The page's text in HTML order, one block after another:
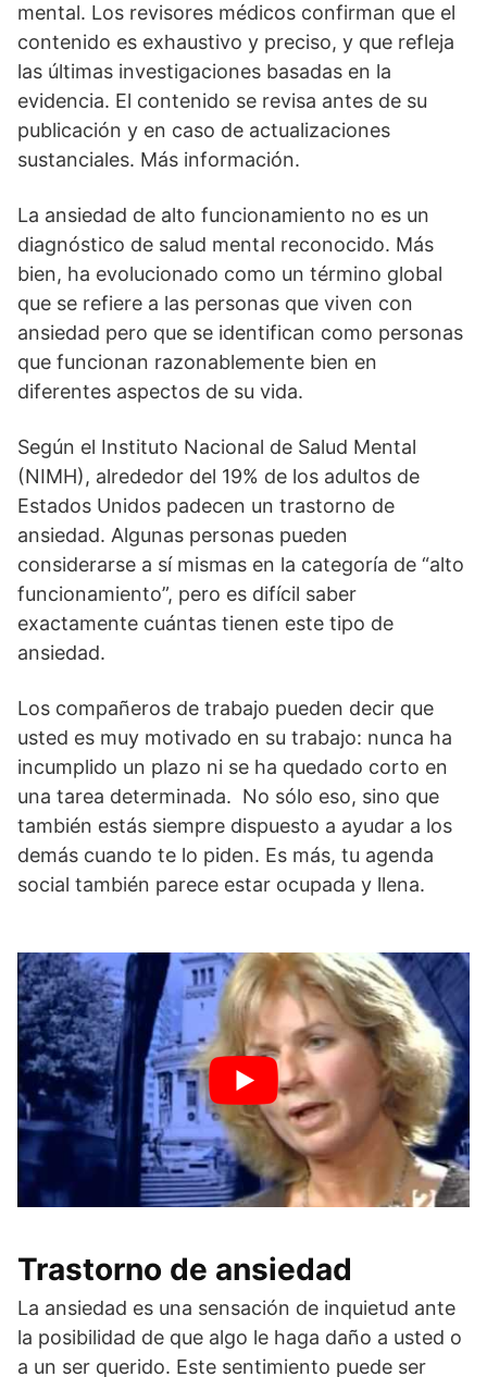
mental. Los revisores médicos confirman que el
contenido es exhaustivo y preciso, y que refleja
las últimas investigaciones basadas en la
evidencia. El contenido se revisa antes de su
publicación y en caso de actualizaciones
sustanciales. Más información.
La ansiedad de alto funcionamiento no es un
diagnóstico de salud mental reconocido. Más
bien, ha evolucionado como un término global
que se refiere a las personas que viven con
ansiedad pero que se identifican como personas
que funcionan razonablemente bien en
diferentes aspectos de su vida.
Según el Instituto Nacional de Salud Mental
(NIMH), alrededor del 19% de los adultos de
Estados Unidos padecen un trastorno de
ansiedad. Algunas personas pueden
considerarse a sí mismas en la categoría de “alto
funcionamiento”, pero es difícil saber
exactamente cuántas tienen este tipo de
ansiedad.
Los compañeros de trabajo pueden decir que
usted es muy motivado en su trabajo: nunca ha
incumplido un plazo ni se ha quedado corto en
una tarea determinada. No sólo eso, sino que
también estás siempre dispuesto a ayudar a los
demás cuando te lo piden. Es más, tu agenda
social también parece estar ocupada y llena.
Trastorno de ansiedad
La ansiedad es una sensación de inquietud ante
la posibilidad de que algo le haga daño a usted o
a un ser querido. Este sentimiento puede ser